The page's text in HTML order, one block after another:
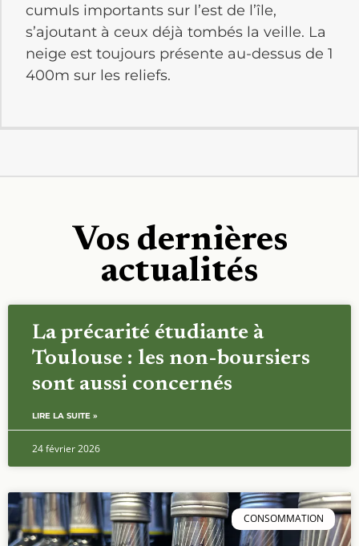
cumuls importants sur l’est de l’île,
s’ajoutant à ceux déjà tombés la veille. La
neige est toujours présente au-dessus de 1
400m sur les reliefs.
Vos dernières
actualités
La précarité étudiante à
Toulouse : les non-boursiers
sont aussi concernés
LIRE LA SUITE »
24 février 2026
CONSOMMATION